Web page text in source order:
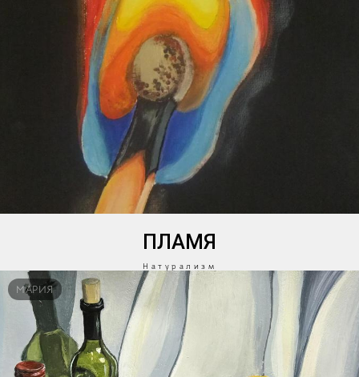
ПЛАМЯ
Натурализм
МАРИЯ